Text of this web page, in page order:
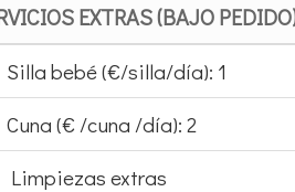
EXTRAS (BAJO
bebé (€/silla/día): 1
(€ /cuna /día): 2
Limpiezas extras